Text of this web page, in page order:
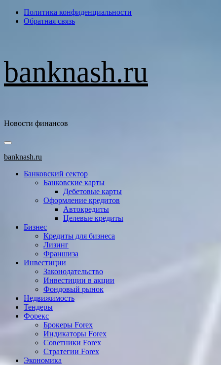
ПерейтиПолитика конфиденциальности
Обратная связь
banknash.ru
Новости финансов
Основное
меню
banknash.ru
Банковский сектор
Банковские карты
Дебетовые карты
Оформление кредитов
Автокредиты
Целевые кредиты
Бизнес
Кредиты для бизнеса
Лизинг
Франшиза
Инвестиции
Законодательство
Инвестиции в акции
Фондовый рынок
Недвижимость
Тендеры
Форекс
Брокеры Forex
Индикаторы Forex
Советники Forex
Стратегии Forex
Экономика